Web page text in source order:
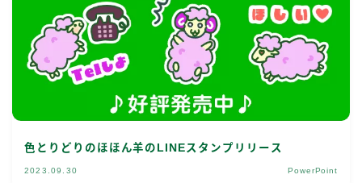
色とりどりのほほん羊のLINEスタンプリリース
2023.09.30 PowerPoint